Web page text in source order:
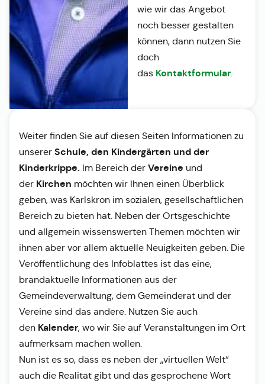
wie wir das Angebot
noch besser gestalten
können, dann nutzen Sie
doch
das Kontaktformular.
Weiter finden Sie auf diesen Seiten Informationen zu
unserer Schule, den Kindergärten und der
Kinderkrippe. Im Bereich der Vereine und
der Kirchen möchten wir Ihnen einen Überblick
geben, was Karlskron im sozialen, gesellschaftlichen
Bereich zu bieten hat. Neben der Ortsgeschichte
und allgemein wissenswerten Themen möchten wir
ihnen aber vor allem aktuelle Neuigkeiten geben. Die
Veröffentlichung des Infoblattes ist das eine,
brandaktuelle Informationen aus der
Gemeindeverwaltung, dem Gemeinderat und der
Vereine sind das andere. Nutzen Sie auch
den Kalender, wo wir Sie auf Veranstaltungen im Ort
aufmerksam machen wollen.
Nun ist es so, dass es neben der „virtuellen Welt“
auch die Realität gibt und das gesprochene Wort